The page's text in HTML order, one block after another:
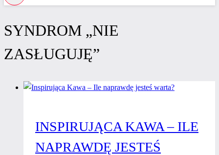
SYNDROM „NIE
ZASŁUGUJĘ”
INSPIRUJĄCA KAWA – ILE
NAPRAWDĘ JESTEŚ